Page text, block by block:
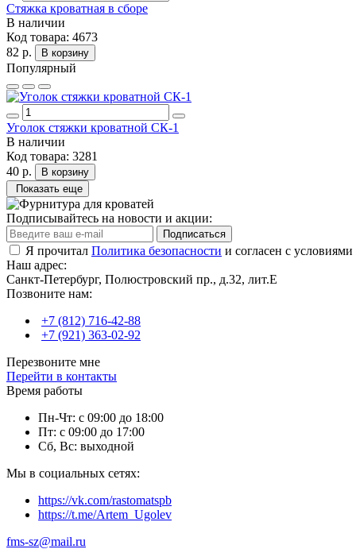
Стяжка кроватная в сборе
В наличии
Код товара: 4673
82 р.
В корзину
Популярный
Уголок стяжки кроватной CК-1
В наличии
Код товара: 3281
40 р.
В корзину
Показать еще
Подписывайтесь на новости и акции:
Подписаться
Я прочитал Политика безопасности и согласен с условиями
Наш адрес:
Санкт-Петербург, Полюстровский пр., д.32, лит.Е
Позвоните нам:
+7 (812) 716-42-88
+7 (921) 363-02-92
Перезвоните мне
Перейти в контакты
Время работы
Пн-Чт: с 09:00 до 18:00
Пт: с 09:00 до 17:00
Сб, Вс: выходной
Мы в социальных сетях:
https://vk.com/rastomatspb
https://t.me/Artem_Ugolev
fms-sz@mail.ru